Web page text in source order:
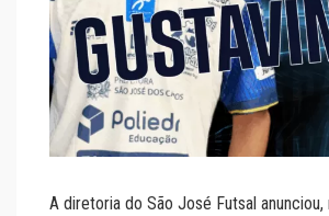
A diretoria do São José Futsal anunciou,